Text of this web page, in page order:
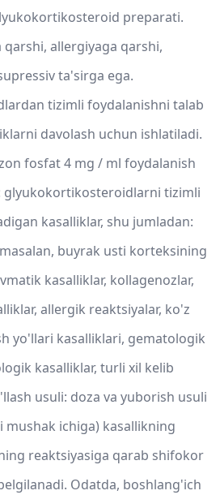
preparati.
qarshi, allergiyaga qarshi,
ta'sirga ega.
tizimli foydalanishni talab
davolash uchun ishlatiladi.
fosfat 4 mg / ml foydalanish
glyukokortikosteroidlarni tizimli
kasalliklar, shu jumladan:
buyrak usti korteksining
kasalliklar, kollagenozlar,
allergik reaktsiyalar, ko'z
yo'llari kasalliklari, gematologik
kasalliklar, turli xil kelib
usuli: doza va yuborish usuli
mushak ichiga) kasallikning
reaktsiyasiga qarab shifokor
Odatda, boshlang'ich